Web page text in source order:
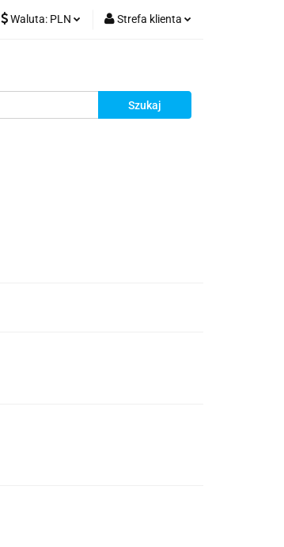
Waluta: PLN Strefa klienta
Dodaj zgłoszenie